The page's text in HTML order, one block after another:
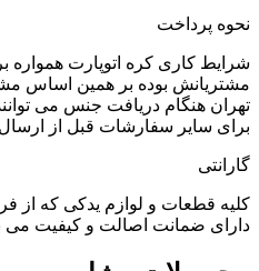
نحوه پرداخت
شرایط کاری کره اتوپارت همواره
مشتریانش بوده بر همین اساس
تهران هنگام دریافت جنس می
برای سایر سفارشات قبل از ارسال
گارانتی
کلیه قطعات و لوازم یدکی که از
دارای ضمانت اصالت و کیفیت می